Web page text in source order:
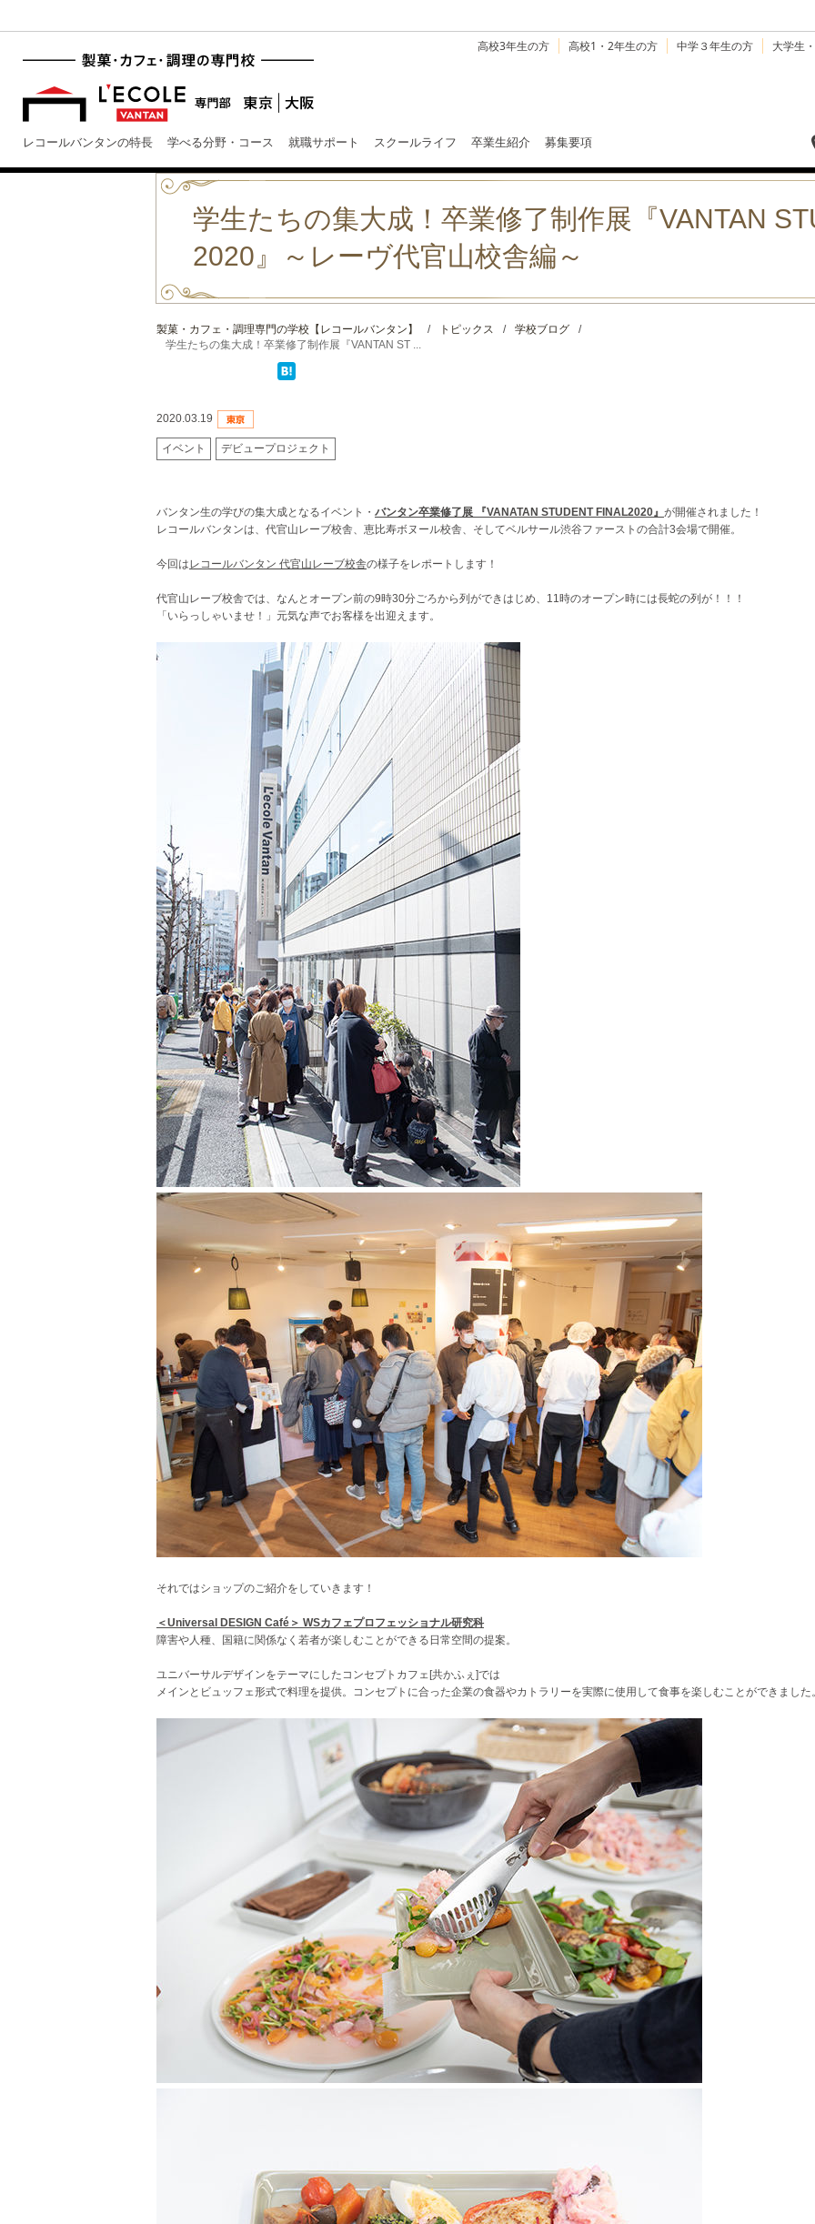
高校3年生の方 高校1・2年生の方 中学３年生の方 大学生
レコールバンタンの特長 学べる分野・コース 就職サポート スクールライフ 卒業生紹介 募集要項
学生たちの集大成！卒業修了制作展『VANTAN
2020』～レーヴ代官山校舎編～
製菓・カフェ・調理専門の学校【レコールバンタン】 / トピックス / 学校ブログ
/
学生たちの集大成！卒業修了制作展『VANTAN ST ...
2020.03.19
イベント デビュープロジェクト
バンタン生の学びの集大成となるイベント・ バンタン卒業修了展 『VANATAN STUDENT FINAL2020』 が開催されました！
レコールバンタンは、代官山レーブ校舎、恵比寿ボヌール校舎、そしてベルサール渋谷ファーストの合計3会場で開催。
今回はレコールバンタン 代官山レーブ校舎の様子をレポートします！
代官山レーブ校舎では、なんとオープン前の9時30分ごろから列ができはじめ、11時のオープン時には長蛇の列が！！！
「いらっしゃいませ！」元気な声でお客様を出迎えます。
それではショップのご紹介をしていきます！
＜Universal DESIGN Café＞ WSカフェプロフェッショナル研究科
障害や人種、国籍に関係なく若者が楽しむことができる日常空間の提案。
ユニバーサルデザインをテーマにしたコンセプトカフェ[共かふぇ]では
メインとビュッフェ形式で料理を提供。コンセプトに合った企業の食器やカトラリーを実際に使用して食事を楽しむことができました